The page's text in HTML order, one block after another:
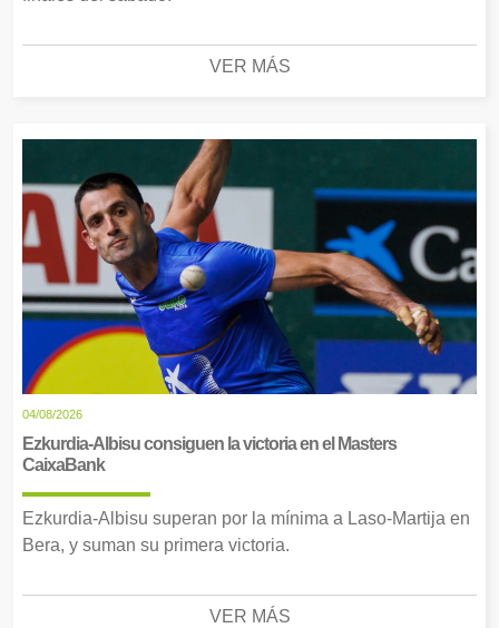
VER MÁS
04/08/2026
Ezkurdia-Albisu consiguen la victoria en el Masters
CaixaBank
Ezkurdia-Albisu superan por la mínima a Laso-Martija en
Bera, y suman su primera victoria.
VER MÁS